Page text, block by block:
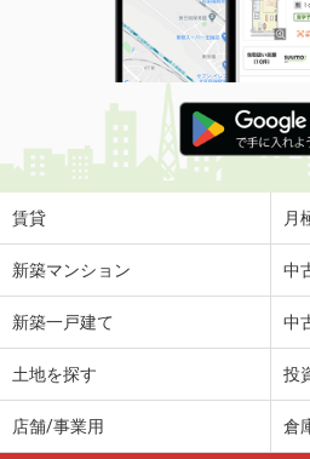
賃貸 月
新築マンション 中
新築一戸建て 中
土地を探す 投
店舗/事業用 倉